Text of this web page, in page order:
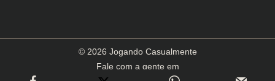
© 2026 Jogando Casualmente
Fale com a gente em